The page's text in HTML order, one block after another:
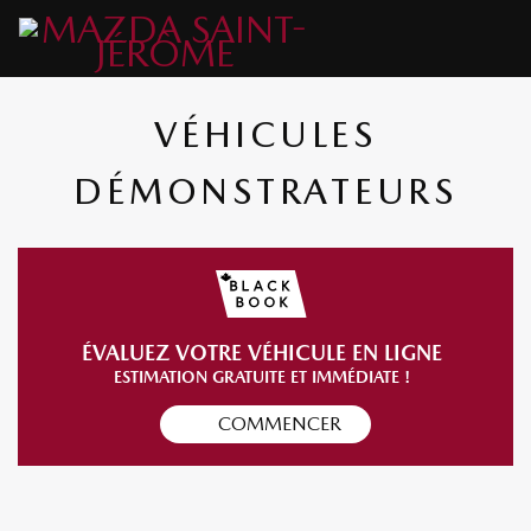
VÉHICULES
DÉMONSTRATEURS
ÉVALUEZ VOTRE VÉHICULE EN LIGNE
ESTIMATION GRATUITE ET IMMÉDIATE !
COMMENCER